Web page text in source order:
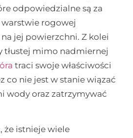
odpowiedzialne są za
rogowej
jej powierzchni. Z kolei
tłustej mimo nadmiernej
traci swoje właściwości
co nie jest w stanie wiązać
wody oraz zatrzymywać
że istnieje wiele